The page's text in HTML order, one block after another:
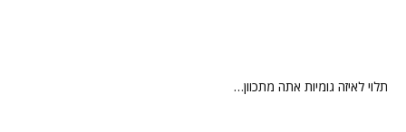
תלוי לאיזה גומיות אתה מתכוון…